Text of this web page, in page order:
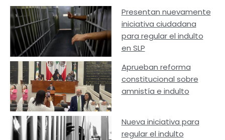
Presentan nuevamente
iniciativa ciudadana
para regular el indulto
en SLP
Aprueban reforma
constitucional sobre
amnistía e indulto
Nueva iniciativa para
regular el indulto